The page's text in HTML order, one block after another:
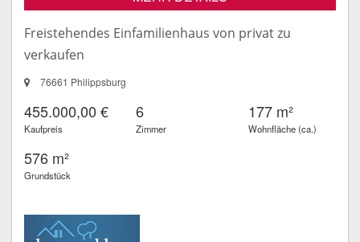
Freistehendes Einfamilienhaus von privat zu
verkaufen
76661 Philippsburg
455.000,00 €
Kaufpreis
6
Zimmer
177 m²
Wohnfläche (ca.)
576 m²
Grundstück